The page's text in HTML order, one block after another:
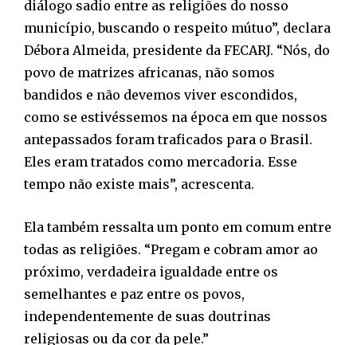
diálogo sadio entre as religiões do nosso
município, buscando o respeito mútuo”, declara
Débora Almeida, presidente da FECARJ. “Nós, do
povo de matrizes africanas, não somos
bandidos e não devemos viver escondidos,
como se estivéssemos na época em que nossos
antepassados foram traficados para o Brasil.
Eles eram tratados como mercadoria. Esse
tempo não existe mais”, acrescenta.
Ela também ressalta um ponto em comum entre
todas as religiões. “Pregam e cobram amor ao
próximo, verdadeira igualdade entre os
semelhantes e paz entre os povos,
independentemente de suas doutrinas
religiosas ou da cor da pele.”